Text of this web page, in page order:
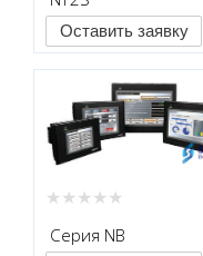
Оставить заявку
Серия NB